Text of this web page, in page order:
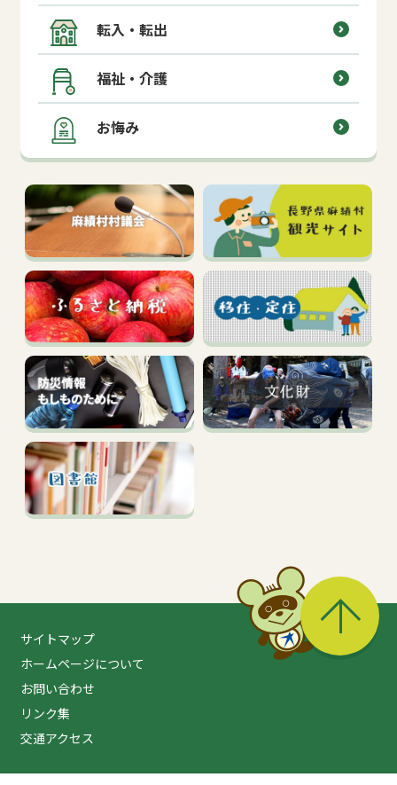
転入・転出
福祉・介護
お悔み
サイトマップ
ホームページについて
お問い合わせ
リンク集
交通アクセス